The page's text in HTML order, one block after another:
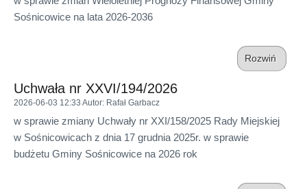
Sośnicowice na lata 2026-2036
Rozwiń
Uchwała nr XXVI/194/2026
2026-06-03 12:33 Autor: Rafał Garbacz
w sprawie zmiany Uchwały nr XXI/158/2025 Rady Miejskiej
w Sośnicowicach z dnia 17 grudnia 2025r. w sprawie
budżetu Gminy Sośnicowice na 2026 rok